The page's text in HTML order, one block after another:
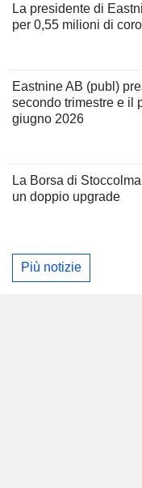
La presidente di
per 0,55 milioni di
Eastnine AB (publ)
secondo trimestre e il
giugno 2026
La Borsa di
un doppio upgrade
Più notizie